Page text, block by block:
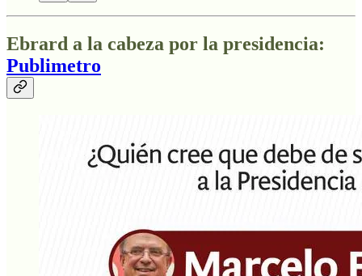
Ebrard a la cabeza por la presidencia:
Publimetro